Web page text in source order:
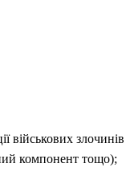
військових
компонент тощо);